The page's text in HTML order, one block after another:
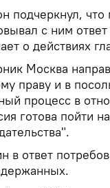
подчеркнул,
с ним
о действиях
Москва
праву и в
процесс в
готова пойти
в ответ